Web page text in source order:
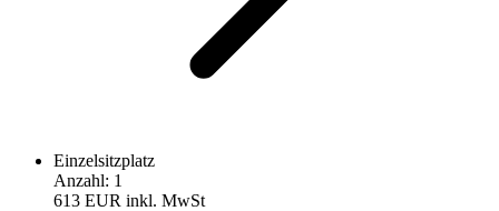
Einzelsitzplatz
Anzahl: 1
613 EUR inkl. MwSt